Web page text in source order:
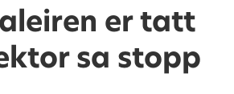
er tatt
sa stopp